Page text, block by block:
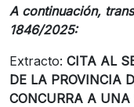
A continuación,
1846/2025:
Extracto: CITA AL
DE LA PROVINCIA
CONCURRA A UNA